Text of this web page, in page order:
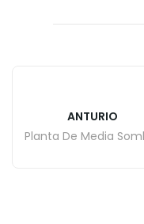
ANTURIO
Planta De Media